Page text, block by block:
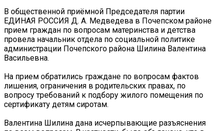
В общественной приёмной Председателя партии
ЕДИНАЯ РОССИЯ Д. А. Медведева в Почепском районе
прием граждан по вопросам материнства и детства
провела начальник отдела по социальной политике
администрации Почепского района Шилина Валентина
Васильевна.
На прием обратились граждане по вопросам фактов
лишения, ограничения в родительских правах, по
вопросу требований к подбору жилого помещения по
сертификату детям сиротам.
Валентина Шилина дана исчерпывающие разъяснения